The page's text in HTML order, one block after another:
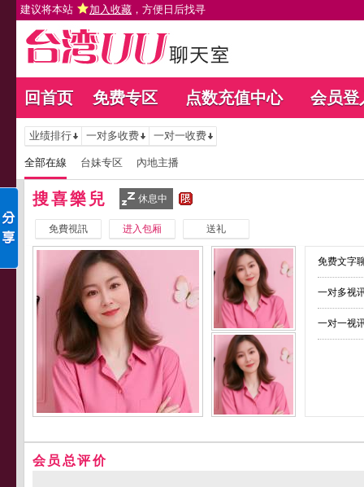
建议将本站 加入收藏 ，方便日后找寻
回首页 免费专区 点数充值中心 会员登
业绩排行 一对多收费 一对一收费
全部在線 台妹专区 內地主播
搜喜樂兒 休息中
免費視訊 进入包厢 送礼
免费文字
一对多视
一对一视
会员总评价